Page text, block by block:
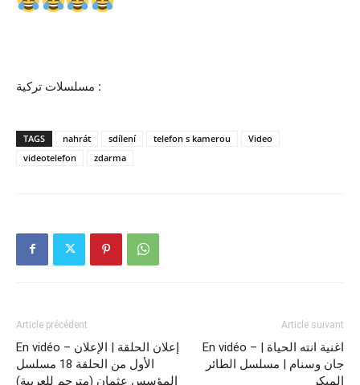
مسلسلات تركية :
TAGS nahrát sdílení telefon s kamerou
Video
videotelefon
zdarma
Article précédent
En vidéo – إعلان الحلقة | الإعلان
الأول من الحلقة 18 مسلسل
المؤسس عثمان (مترجم للعربية)
Article suivant
En vidéo – اغنية انته الحياة |
جان وسنام | مسلسل الطائر
المبكر